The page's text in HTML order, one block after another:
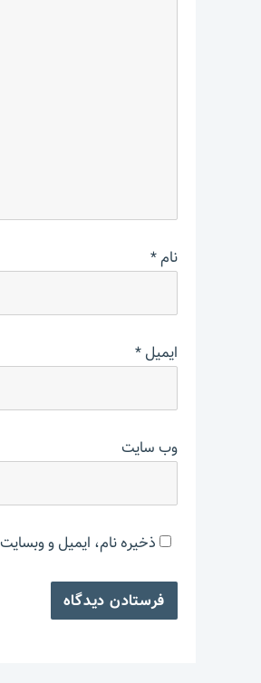
نام*
ایمیل*
وب‌ سایت
ذخیره نام، ایمیل و